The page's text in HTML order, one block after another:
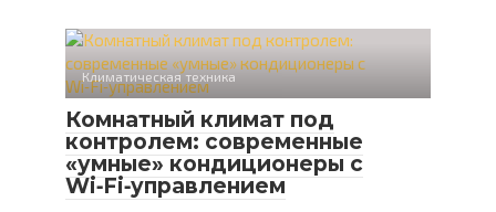
Климатическая техника
Комнатный климат под
контролем: современные
«умные» кондиционеры с
Wi‑Fi‑управлением